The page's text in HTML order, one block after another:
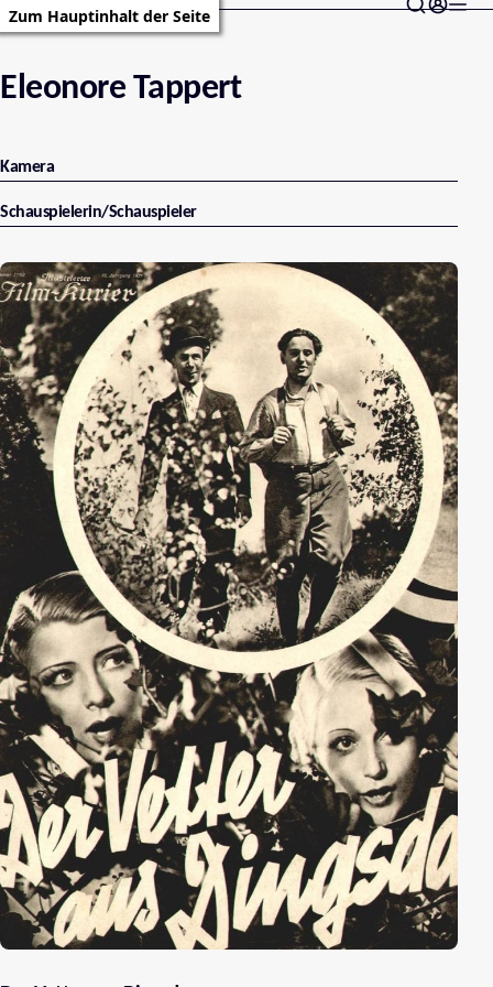
Zum Hauptinhalt der Seite
Eleonore Tappert
Kamera
Schauspielerin/Schauspieler